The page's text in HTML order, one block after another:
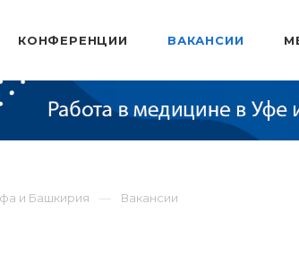
КОНФЕРЕНЦИИ ВАКАНСИИ
и Башкирия Вакансии